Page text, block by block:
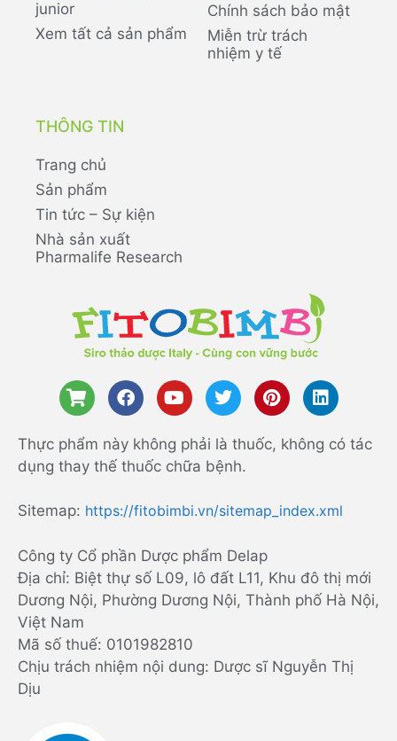
junior
Xem tất cả sản phẩm
Chính sách bảo mật
Miễn trừ trách
nhiệm y tế
THÔNG TIN
Trang chủ
Sản phẩm
Tin tức – Sự kiện
Nhà sản xuất
Pharmalife Research
Thực phẩm này không phải là thuốc, không có tác
dụng thay thế thuốc chữa bệnh.
Sitemap: https://fitobimbi.vn/sitemap_index.xml
Công ty Cổ phần Dược phẩm Delap
Địa chỉ: Biệt thự số L09, lô đất L11, Khu đô thị mới
Dương Nội, Phường Dương Nội, Thành phố Hà Nội,
Việt Nam
Mã số thuế: 0101982810
Chịu trách nhiệm nội dung: Dược sĩ Nguyễn Thị
Dịu